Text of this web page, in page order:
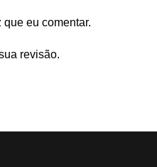
eu comentar.
revisão.